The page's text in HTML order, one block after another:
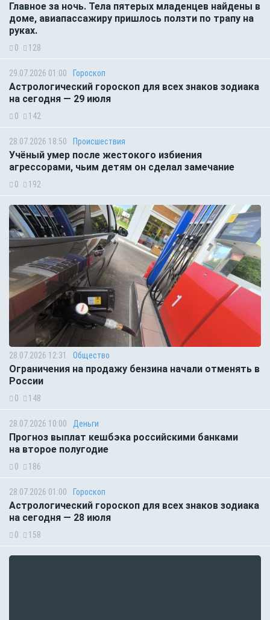
Главное за ночь. Тела пятерых младенцев найдены в
доме, авиапассажиру пришлось ползти по трапу на
руках.
0 128
29.07.2026 01:00 Гороскоп
Астрологический гороскоп для всех знаков зодиака
на сегодня — 29 июля
0 142
28.07.2026 18:50 Происшествия
Учёный умер после жестокого избиения
агрессорами, чьим детям он сделал замечание
0 192
28.07.2026 12:31 Общество
Ограничения на продажу бензина начали отменять в
России
0 148
28.07.2026 10:00 Деньги
Прогноз выплат кешбэка российскими банками
на второе полугодие
0 186
28.07.2026 01:00 Гороскоп
Астрологический гороскоп для всех знаков зодиака
на сегодня — 28 июля
0 158